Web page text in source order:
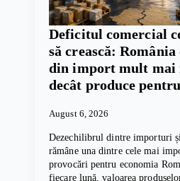
Deficitul comercial
să crească:
din import mult mai
decât produce
August 6, 2026
Dezechilibrul dintre importuri
rămâne una dintre cele mai
provocări pentru economia
fiecare lună, valoarea